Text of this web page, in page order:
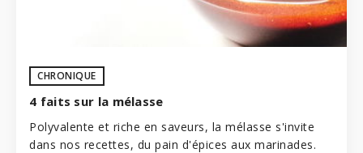
CHRONIQUE
4 faits sur la mélasse
Polyvalente et riche en saveurs, la mélasse s'invite
dans nos recettes, du pain d'épices aux marinades.